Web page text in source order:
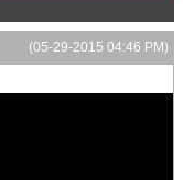
(05-29-2015 04:46 PM)